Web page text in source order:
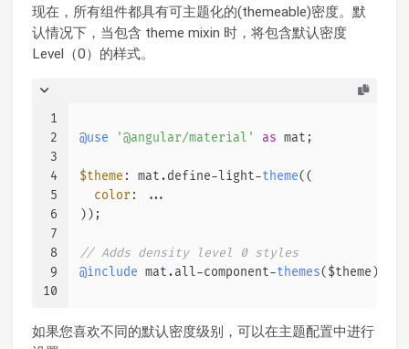
现在，所有组件都具有可主题化的(themeable)密度。默
认情况下，当包含 theme mixin 时，将包含默认密度
Level（0）的样式。
1
2
3
4
5
6
7
8
9
10
@use '@angular/material' as mat;
$theme : mat.define-light-theme((
color : ...
));
// Adds density level 0 styles
@include mat.all-component-themes($theme);
如果您喜欢不同的默认密度级别，可以在主题配置中进行